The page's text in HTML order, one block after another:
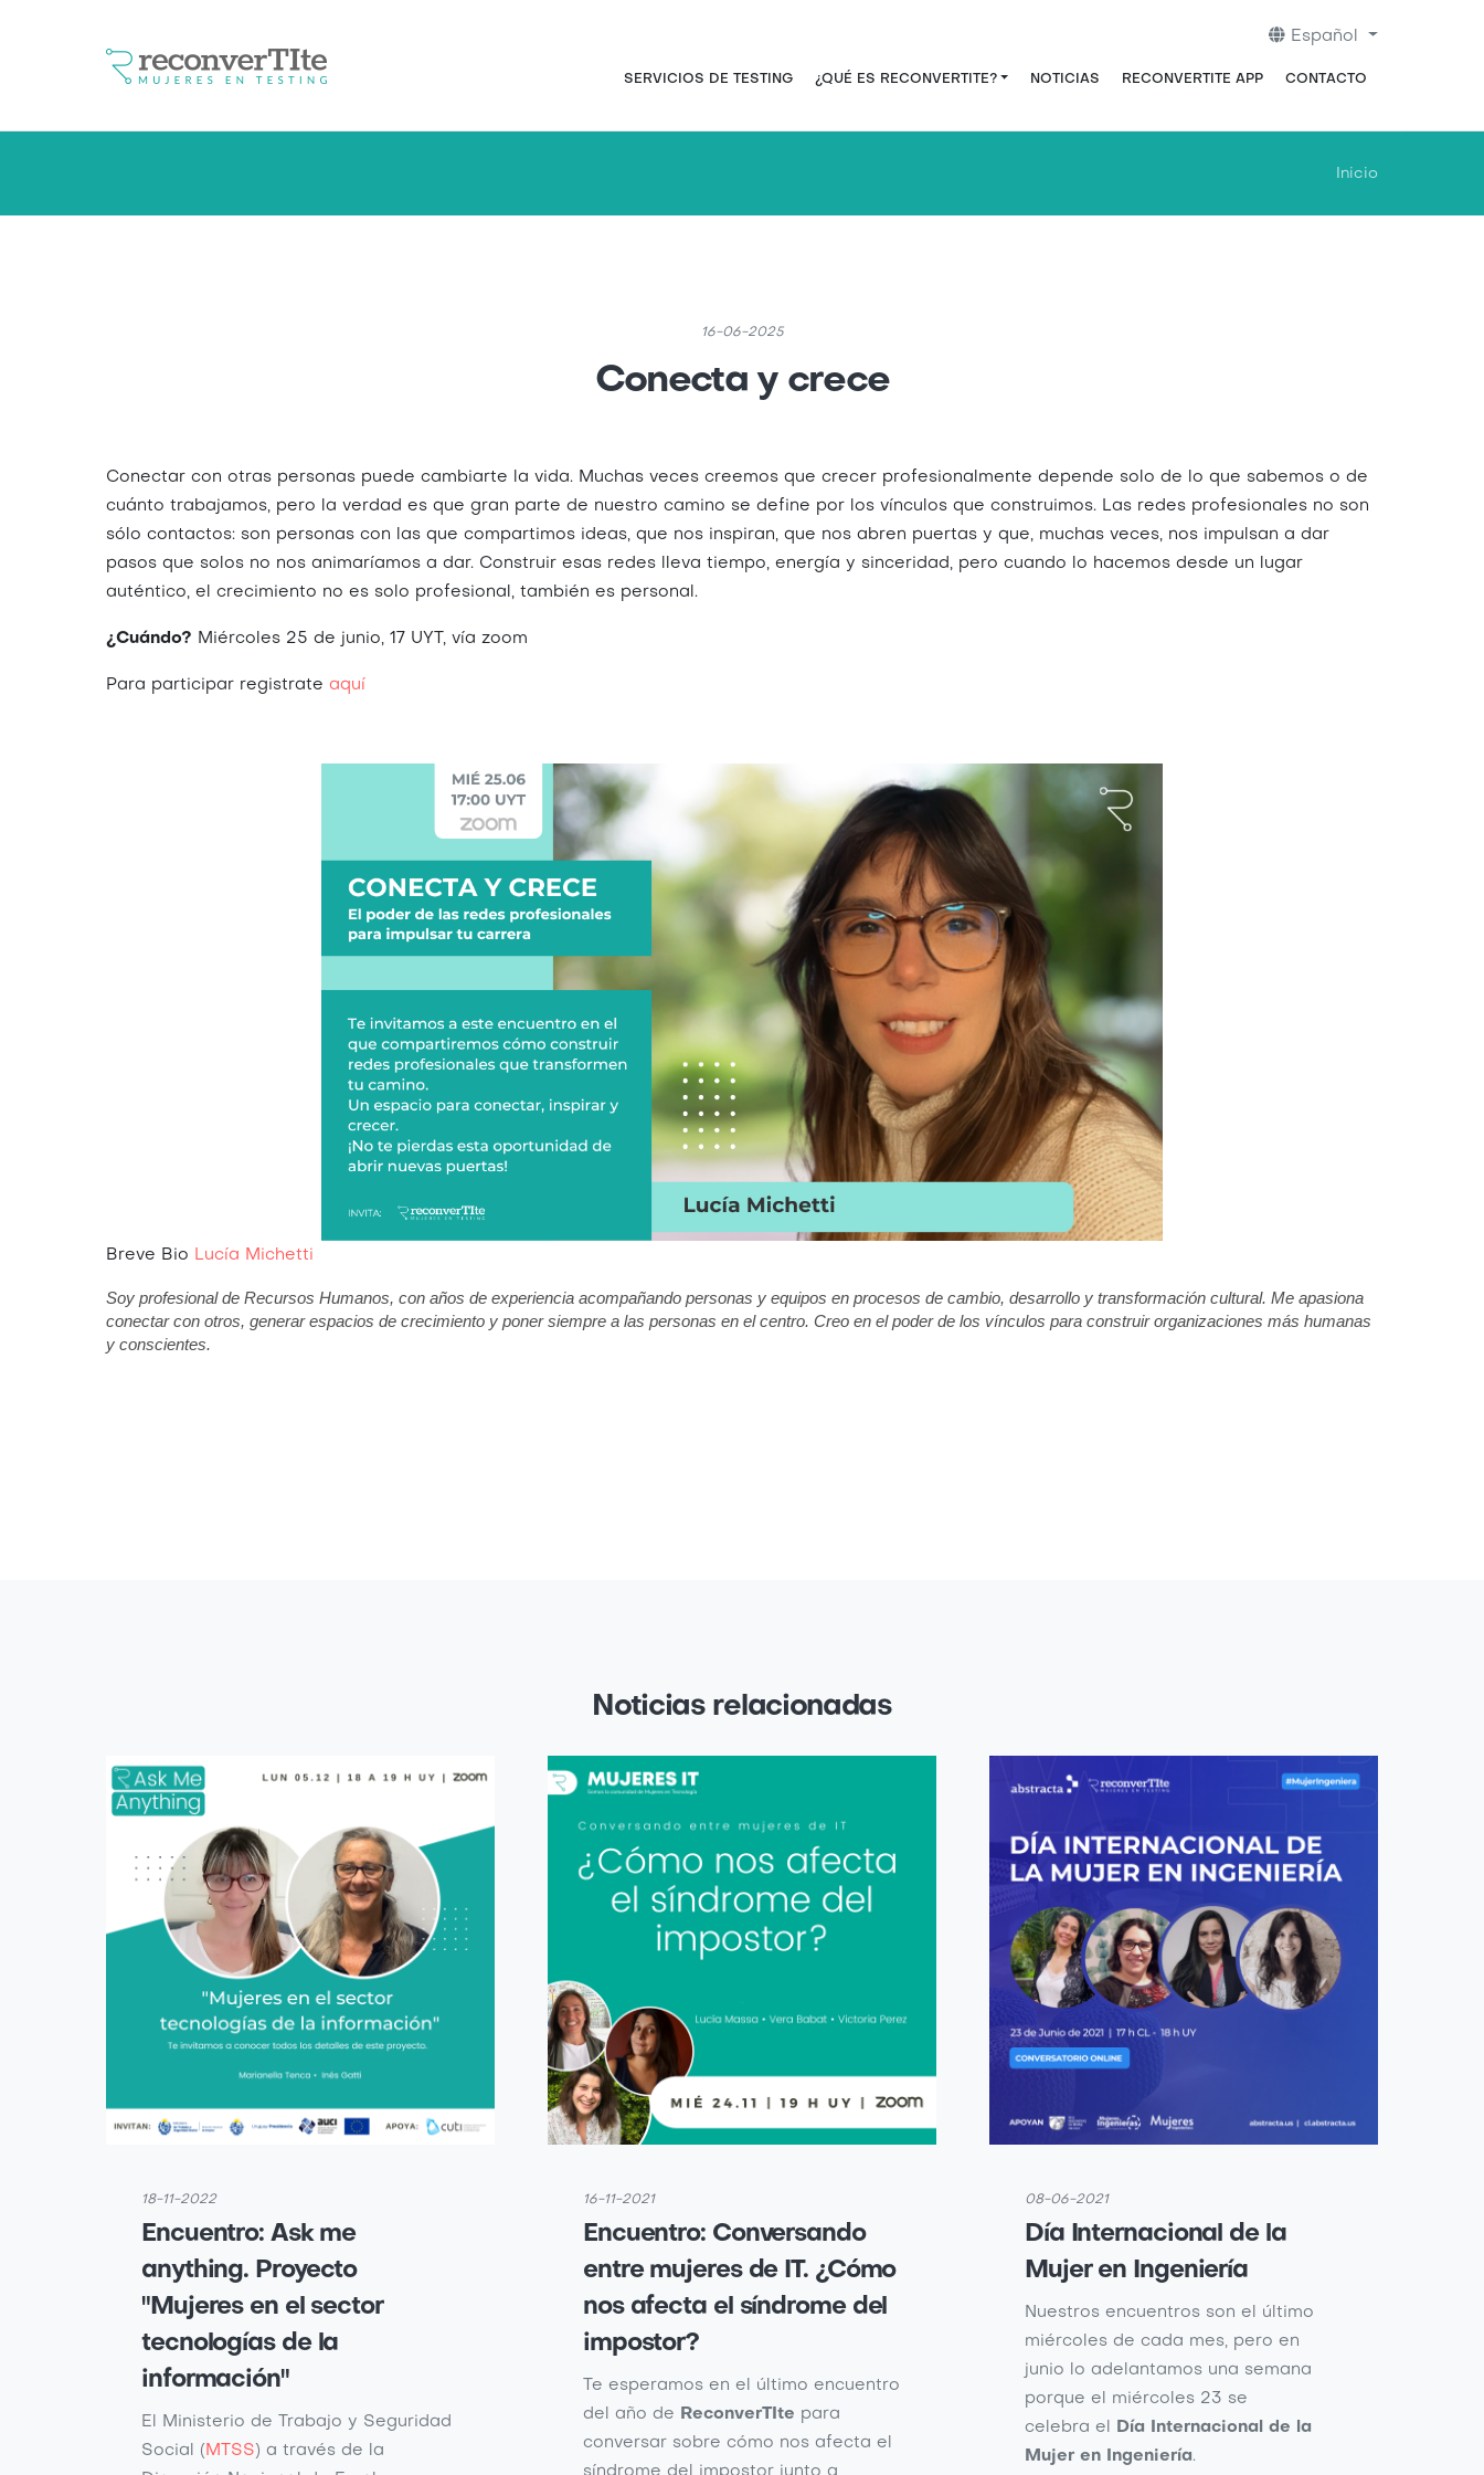
principal
Español
Navegación principal
SERVICIOS DE TESTING ¿QUÉ ES RECONVERTITE? NOTICIAS RECONVERTITE APP CONTACTO
Inicio
16-06-2025
Conecta y crece
Conectar con otras personas puede cambiarte la vida. Muchas veces creemos que crecer profesionalmente depende solo de lo que sabemos o de
cuánto trabajamos, pero la verdad es que gran parte de nuestro camino se define por los vínculos que construimos. Las redes profesionales no son
sólo contactos: son personas con las que compartimos ideas, que nos inspiran, que nos abren puertas y que, muchas veces, nos impulsan a dar
pasos que solos no nos animaríamos a dar. Construir esas redes lleva tiempo, energía y sinceridad, pero cuando lo hacemos desde un lugar
auténtico, el crecimiento no es solo profesional, también es personal.
¿Cuándo? Miércoles 25 de junio, 17 UYT, vía zoom
Para participar registrate aquí
Breve Bio Lucía Michetti
Soy profesional de Recursos Humanos, con años de experiencia acompañando personas y equipos en procesos de cambio, desarrollo y transformación cultural. Me apasiona
conectar con otros, generar espacios de crecimiento y poner siempre a las personas en el centro. Creo en el poder de los vínculos para construir organizaciones más humanas
y conscientes.
Noticias relacionadas
18-11-2022
Encuentro: Ask me
anything. Proyecto
"Mujeres en el sector
tecnologías de la
información"
El Ministerio de Trabajo y Seguridad
Social ( MTSS ) a través de la
16-11-2021
Encuentro: Conversando
entre mujeres de IT. ¿Cómo
nos afecta el síndrome del
impostor?
Te esperamos en el último encuentro
del año de
ReconverTIte para
conversar sobre cómo nos afecta el
síndrome del impostor junto a
08-06-2021
Día Internacional de la
Mujer en Ingeniería
Nuestros encuentros son el último
miércoles de cada mes, pero en
junio lo adelantamos una semana
porque el miércoles 23 se
celebra el
Día Internacional de la
Mujer en Ingeniería.